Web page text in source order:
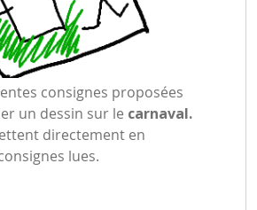
consignes proposées
un dessin sur le carnaval.
directement en
lues.